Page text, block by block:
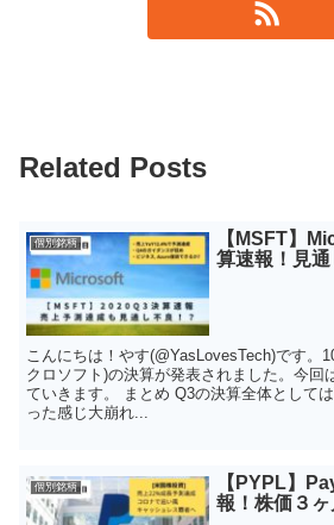
Related Posts
個別銘柄
【MSFT】
算速報！見通
こんにちは！やす(@YasLovesTech)です。
クロソフト)の決算が発表されました。今回
ていきます。 まとめ Q3の決算全体として
った感じ大崩れ...
個別銘柄
【PYPL】
報！株価３